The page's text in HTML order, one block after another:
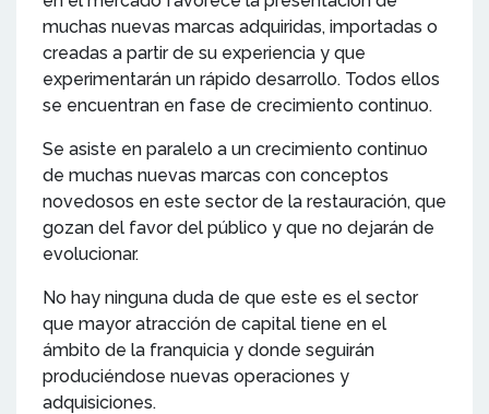
muchas nuevas marcas adquiridas, importadas o
creadas a partir de su experiencia y que
experimentarán un rápido desarrollo. Todos ellos
se encuentran en fase de crecimiento continuo.
Se asiste en paralelo a un crecimiento continuo
de muchas nuevas marcas con conceptos
novedosos en este sector de la restauración, que
gozan del favor del público y que no dejarán de
evolucionar.
No hay ninguna duda de que este es el sector
que mayor atracción de capital tiene en el
ámbito de la franquicia y donde seguirán
produciéndose nuevas operaciones y
adquisiciones.